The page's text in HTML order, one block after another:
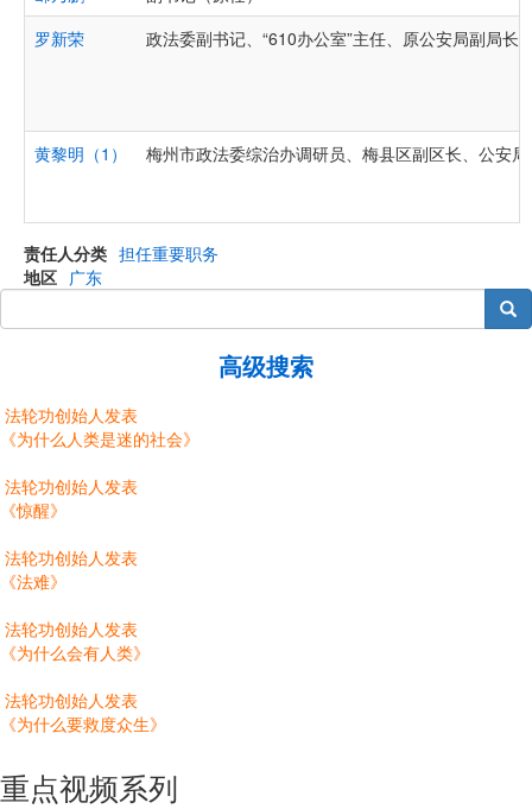
罗新荣
政法委副书记、“610办公室”主任、原公安局副局长
黄黎明（1） 梅州市政法委综治办调研员、梅县区副区长、公安
责任人分类 担任重要职务
地区 广东
搜索
高级搜索
法轮功创始人发表
《为什么人类是迷的社会》
法轮功创始人发表
《惊醒》
法轮功创始人发表
《法难》
法轮功创始人发表
《为什么会有人类》
法轮功创始人发表
《为什么要救度众生》
重点视频系列